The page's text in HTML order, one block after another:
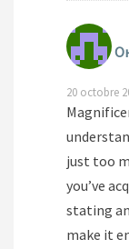
20 octobre
just too
you’ve
stating
make it